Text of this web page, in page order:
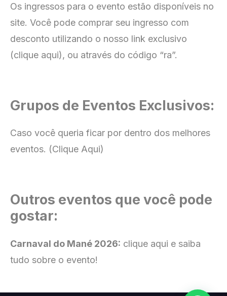
Os ingressos para o evento estão disponíveis no
site. Você pode comprar seu ingresso com
desconto utilizando o nosso link exclusivo
(clique aqui), ou através do código “ra”.
Grupos de Eventos Exclusivos:
Caso você queria ficar por dentro dos melhores
eventos. (Clique Aqui)
Outros eventos que você pode
gostar:
Carnaval do Mané 2026: clique aqui e saiba
tudo sobre o evento!